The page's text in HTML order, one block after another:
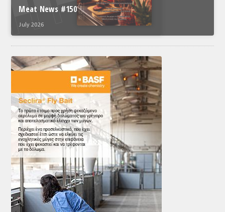
Meat News #150
July 2026